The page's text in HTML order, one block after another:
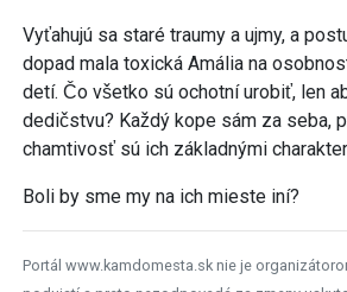
Vyťahujú sa staré traumy a ujmy, a
dopad mala toxická Amália na
detí. Čo všetko sú ochotní urobiť, len
dedičstvu? Každý kope sám za seba,
chamtivosť sú ich základnými
Boli by sme my na ich mieste iní?
Portál www.kamdomesta.sk nie je